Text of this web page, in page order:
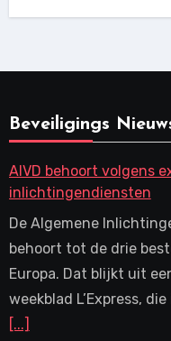
Beveiligings
AIVD behoort volgens
inlichtingendiensten
De Algemene
behoort tot de drie
Europa. Dat blijkt uit
weekblad L’Express,
[...]